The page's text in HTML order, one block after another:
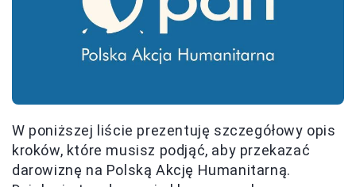
W poniższej liście prezentuję szczegółowy opis
kroków, które musisz podjąć, aby przekazać
darowiznę na Polską Akcję Humanitarną.